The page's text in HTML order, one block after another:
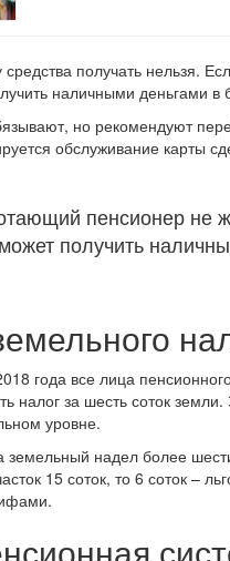
средства получать нельзя.
наличными деньгами в
но рекомендуют
обслуживание карты
пенсионер не
получить
года все лица
налог за шесть соток
уровне.
земельный надел более
15 соток, то 6 соток –